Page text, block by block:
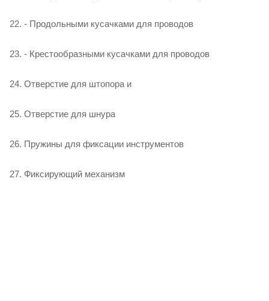
22. - Продольными кусачками для проводов
23. - Крестообразными кусачками для проводов
24. Отверстие для штопора и
25. Отверстие для шнура
26. Пружины для фиксации инструментов
27. Фиксирующий механизм